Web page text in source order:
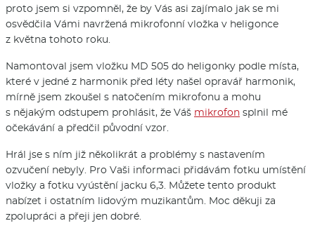
proto jsem si vzpomněl, že by Vás asi zajímalo jak se mi
osvědčila Vámi navržená mikrofonní vložka v heligonce
z května tohoto roku.
Namontoval jsem vložku MD 505 do heligonky podle místa,
které v jedné z harmonik před léty našel opravář harmonik,
mírně jsem zkoušel s natočením mikrofonu a mohu
s nějakým odstupem prohlásit, že Váš mikrofon splnil mé
očekávání a předčil původní vzor.
Hrál jse s ním již několikrát a problémy s nastavením
ozvučení nebyly. Pro Vaši informaci přidávám fotku umístění
vložky a fotku vyústění jacku 6,3. Můžete tento produkt
nabízet i ostatním lidovým muzikantům. Moc děkuji za
zpolupráci a přeji jen dobré.